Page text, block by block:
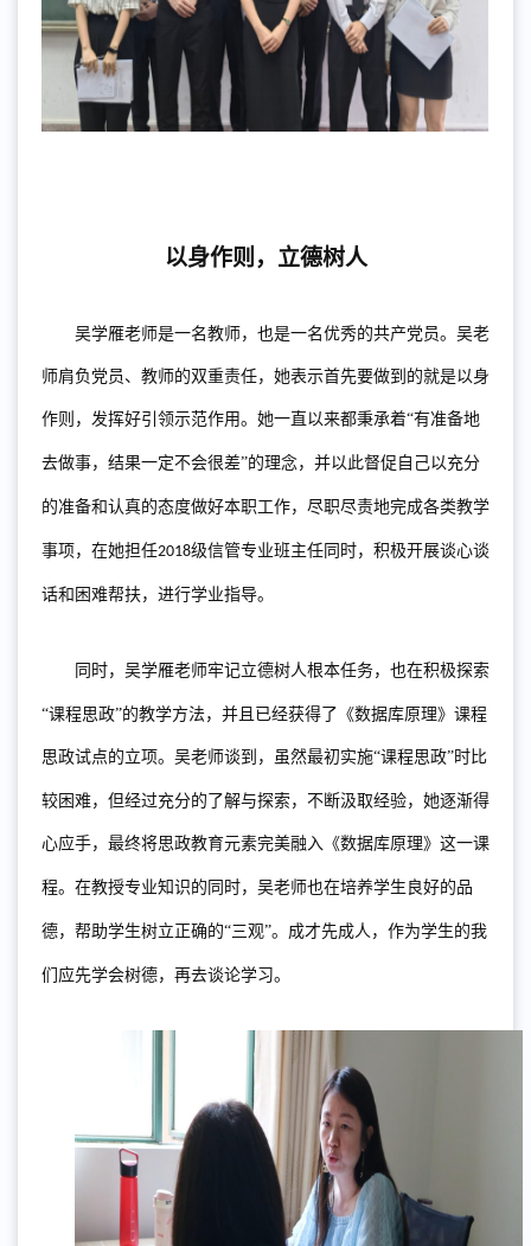
以身作则 ， 立德树人
吴学雁老师是一名教师，也是一名优秀的共产党员。 吴老
师肩负党员、教师的双重责任， 她表示首先要做到的就是以身
作则，发挥好引领示范作用。 她一直以来都秉承着“有准备地
去做事，结果一定不会很差”的理念， 并以此督促自己以充分
的准备和认真的态度做好本职工作，尽职尽责地完成各类教学
事项 ，在她担任2018级信管专业班主任同时，积极开展谈心谈
话和困难帮扶，进行学业指导。
同时，吴学雁老师牢记立德树人根本任务， 也在积极探索
“课程思政”的教学方法，并且已经获得了《数据库原理》课程
思政试点的立项。 吴老师谈到， 虽然最初实施“课程思政”时 比
较困难，但经过充分的了解与探索，不断汲取经验，她逐渐得
心应手，最终将思政教育元素完美融入《数据库原理》这一课
程。在教授专业知识的同时， 吴老师也在培养学生良好的品
德， 帮助学生树立正确的“三观”。成才先成人， 作为学生的我
们 应先学会树德，再去谈论学习。